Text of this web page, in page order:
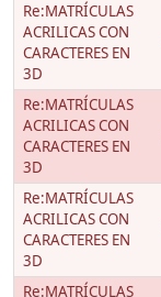
Re:MATRÍCULAS
ACRILICAS CON
CARACTERES EN
3D
Re:MATRÍCULAS
ACRILICAS CON
CARACTERES EN
3D
Re:MATRÍCULAS
ACRILICAS CON
CARACTERES EN
3D
Re:MATRÍCULAS